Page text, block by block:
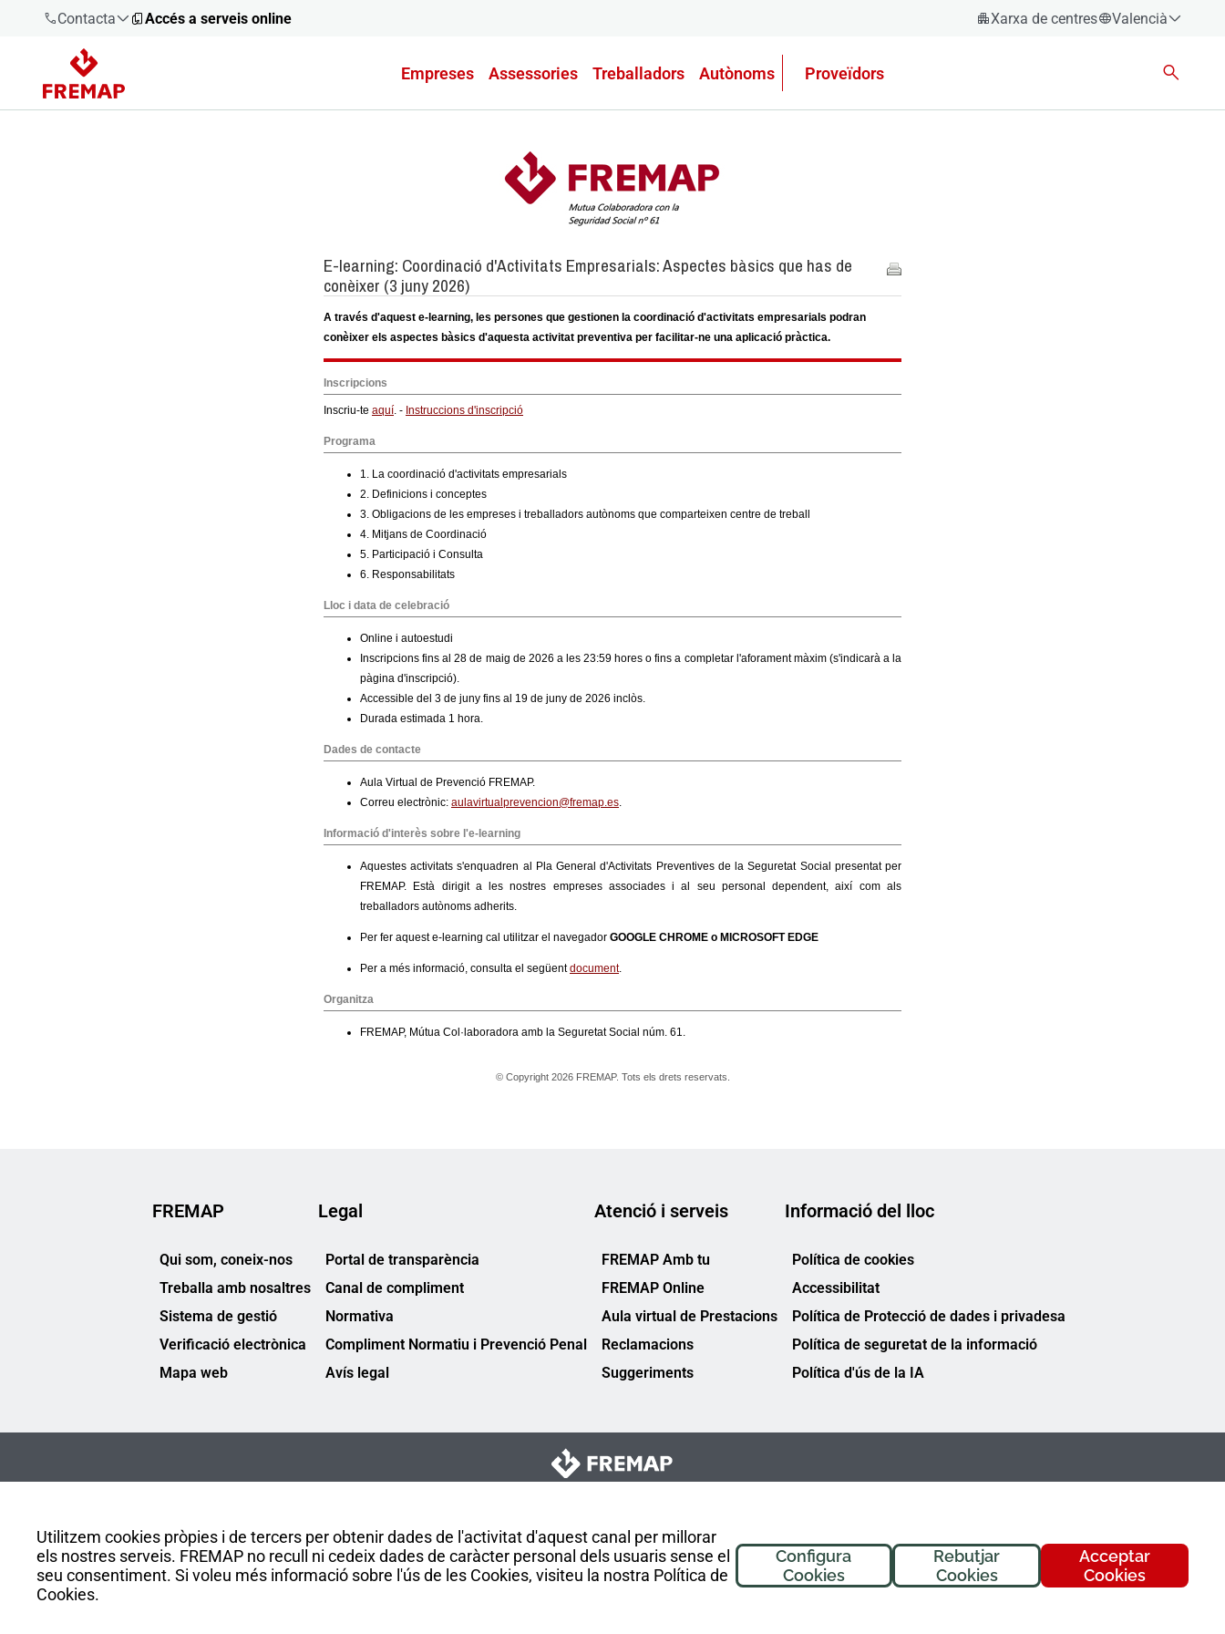
Contacta
900 61 00
61
Accés a serveis online Xarxa de centres
Valencià
Empreses Assessories Treballadors Autònoms Proveïdors
Utilitzem cookies pròpies i de tercers per obtenir dades de l'activitat d'aquest canal per millorar
els nostres serveis. FREMAP no recull ni cedeix dades de caràcter personal dels usuaris sense el
seu consentiment. Si voleu més informació sobre l'ús de les Cookies, visiteu la nostra Política de
Cookies.
Acceptar
Cookies
Rebutjar
Cookies
Configura
Cookies
FREMAP
Qui som, coneix-nos
Treballa amb nosaltres
Sistema de gestió
Verificació electrònica
Mapa web
Legal
Portal de transparència
Canal de compliment
Normativa
Compliment Normatiu i Prevenció Penal
Avís legal
Atenció i serveis
FREMAP Amb tu
FREMAP Online
Aula virtual de Prestacions
Reclamacions
Suggeriments
Informació del lloc
Política de cookies
Accessibilitat
Política de Protecció de dades i privadesa
Política de seguretat de la informació
Política d'ús de la IA